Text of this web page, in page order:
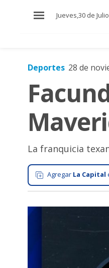
Jueves,30 de
Mundo
Zona
Cultura
Tecnología
Deportes 28 de
La franquicia
Agregar La Capital